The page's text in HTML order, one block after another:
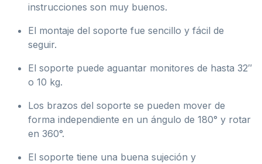
instrucciones son muy buenos.
El montaje del soporte fue sencillo y fácil de
seguir.
El soporte puede aguantar monitores de hasta 32″
o 10 kg.
Los brazos del soporte se pueden mover de
forma independiente en un ángulo de 180° y rotar
en 360°.
El soporte tiene una buena sujeción y